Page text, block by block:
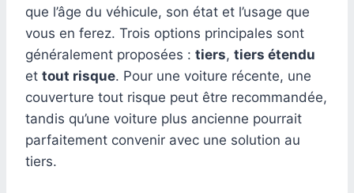
que l’âge du véhicule, son état et l’usage que
vous en ferez. Trois options principales sont
généralement proposées : tiers, tiers étendu
et tout risque. Pour une voiture récente, une
couverture tout risque peut être recommandée,
tandis qu’une voiture plus ancienne pourrait
parfaitement convenir avec une solution au
tiers.